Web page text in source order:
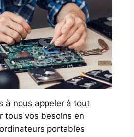
à nous appeler à tout
tous vos besoins en
portables